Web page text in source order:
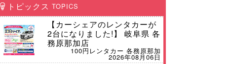
トピックス TOPICS
【カーシェアのレンタカーが
2台になりました!】 岐阜県 各
務原那加店
100円レンタカー 各務原那加
2026年08月06日